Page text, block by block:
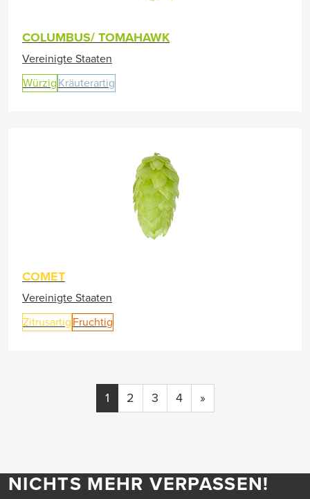
COLUMBUS/ TOMAHAWK
Vereinigte Staaten
Würzig Kräuterartig
COMET
Vereinigte Staaten
Zitrusartig Fruchtig
1 2 3 4 »
NICHTS MEHR VERPASSEN!